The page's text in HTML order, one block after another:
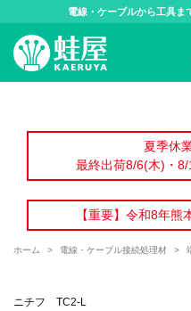
電線・ケーブルから工具ま
夏季休
最終出荷8/6(木)・
【重要】令和8年
ホーム > 電線・ケーブル接続処理材 >
ニチフ TC2-L